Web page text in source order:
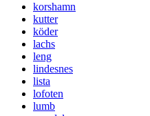
korshamn
kutter
köder
lachs
leng
lindesnes
lista
lofoten
lumb